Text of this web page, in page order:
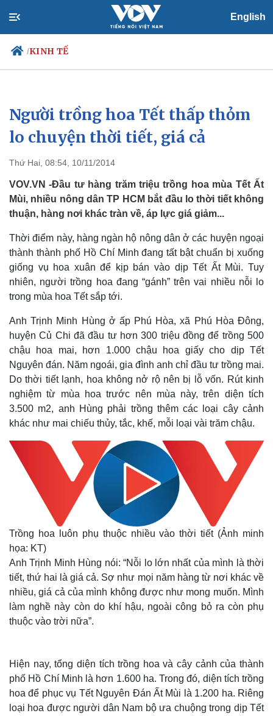
English
/KINH TẾ
Chính trị
Đảng
Tổ chức nhân sự
Nhận diện sự thật
Xã hội
Tin 24h
Dự báo thời tiết
Việc làm
Biển đảo
Người trồng hoa Tết thấp thỏm
lo chuyện thời tiết, giá cả
Thứ Hai, 08:54, 10/11/2014
VOV.VN -Đầu tư hàng trăm triệu trồng hoa mùa Tết Ất
Mùi, nhiều nông dân TP HCM bắt đầu lo thời tiết không
thuận, hàng nơi khác tràn về, áp lực giá giảm...
Thời điểm này, hàng ngàn hộ nông dân ở các huyện ngoại
thành thành phố Hồ Chí Minh đang tất bật chuẩn bị xuống
giống vụ hoa xuân để kịp bán vào dịp Tết Ất Mùi. Tuy
nhiên, người trồng hoa đang “gánh” trên vai nhiều nỗi lo
trong mùa hoa Tết sắp tới.
Anh Trịnh Minh Hùng ở ấp Phú Hòa, xã Phú Hòa Đông,
huyện Củ Chi đã đầu tư hơn 300 triệu đồng để trồng 500
chậu hoa mai, hơn 1.000 chậu hoa giấy cho dịp Tết
Nguyên đán. Năm ngoái, gia đình anh chỉ đầu tư trồng mai.
Do thời tiết lạnh, hoa không nở rộ nên bị lỗ vốn. Rút kinh
nghiệm từ mùa hoa trước nên mùa này, trên diện tích
3.500 m2, anh Hùng phải trồng thêm các loại cây cảnh
khác như mai chiếu thủy, tắc, khế, mỗi loại vài trăm chậu.
Trồng hoa luôn phụ thuộc nhiều vào thời tiết (Ảnh minh
họa: KT)
Anh Trịnh Minh Hùng nói: “Nỗi lo lớn nhất của mình là thời
tiết, thứ hai là giá cả. Sợ như mọi năm hàng từ nơi khác về
nhiều, giá cả của mình không được như mong muốn. Mình
làm nghề này còn do khí hậu, ngoài công bỏ ra còn phụ
thuộc vào trời nữa”.
Hiện nay, tổng diện tích trồng hoa và cây cảnh của thành
phố Hồ Chí Minh là hơn 1.600 ha. Trong đó, diện tích trồng
hoa để phục vụ Tết Nguyên Đán Ất Mùi là 1.200 ha. Riêng
loại hoa được người dân Nam bộ ưa chuộng trong dịp Tết